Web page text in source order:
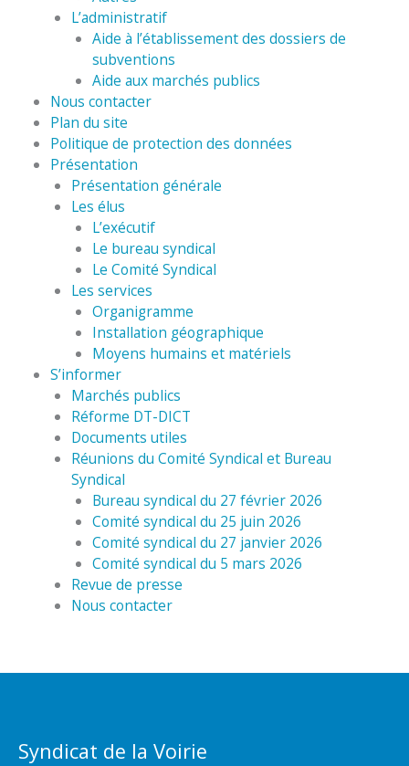
L’administratif
Aide à l’établissement des dossiers de
subventions
Aide aux marchés publics
Nous contacter
Plan du site
Politique de protection des données
Présentation
Présentation générale
Les élus
L’exécutif
Le bureau syndical
Le Comité Syndical
Les services
Organigramme
Installation géographique
Moyens humains et matériels
S’informer
Marchés publics
Réforme DT-DICT
Documents utiles
Réunions du Comité Syndical et Bureau
Syndical
Bureau syndical du 27 février 2026
Comité syndical du 25 juin 2026
Comité syndical du 27 janvier 2026
Comité syndical du 5 mars 2026
Revue de presse
Nous contacter
Syndicat de la Voirie